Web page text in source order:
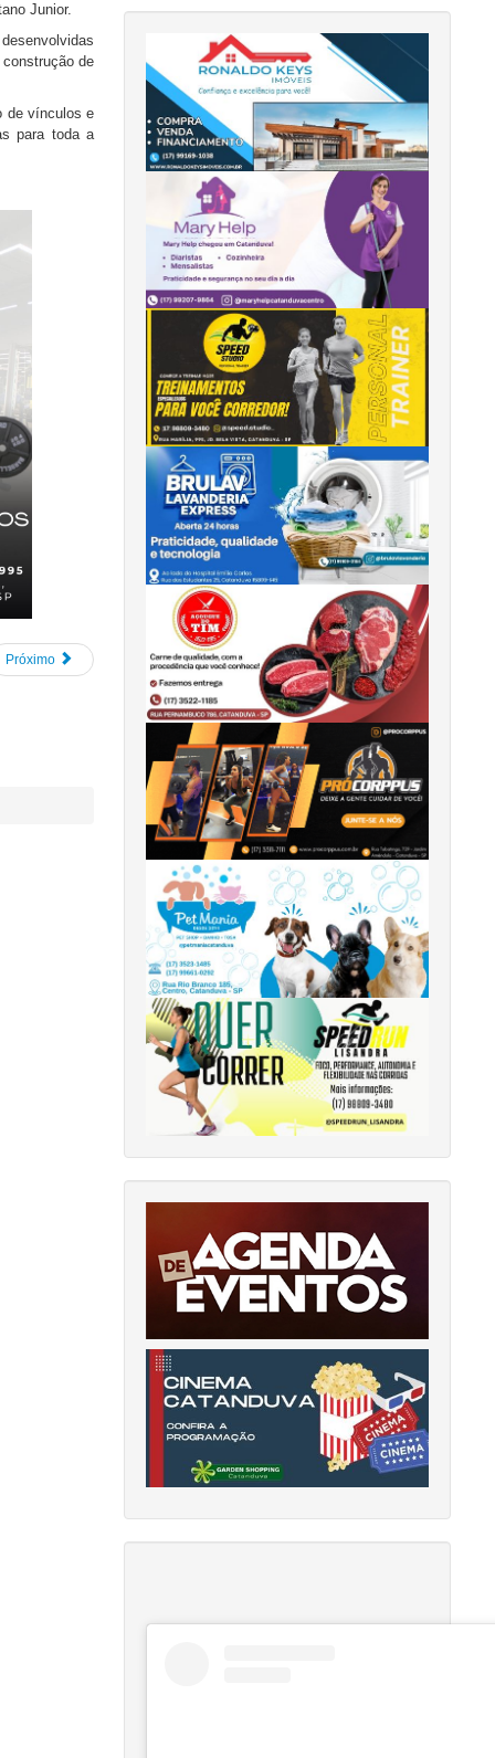
Junior.
de
de vínculos e
para toda a
Próximo